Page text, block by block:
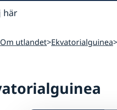
Om utlandet Ekvatorialguinea